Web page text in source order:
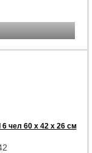
чел 60 x 42 x 26 см